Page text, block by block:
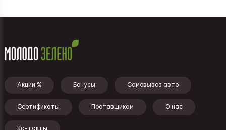
Подвал - меню
Акции % Бонусы Самовывоз авто
Сертификаты Поставщикам О нас
Контакты